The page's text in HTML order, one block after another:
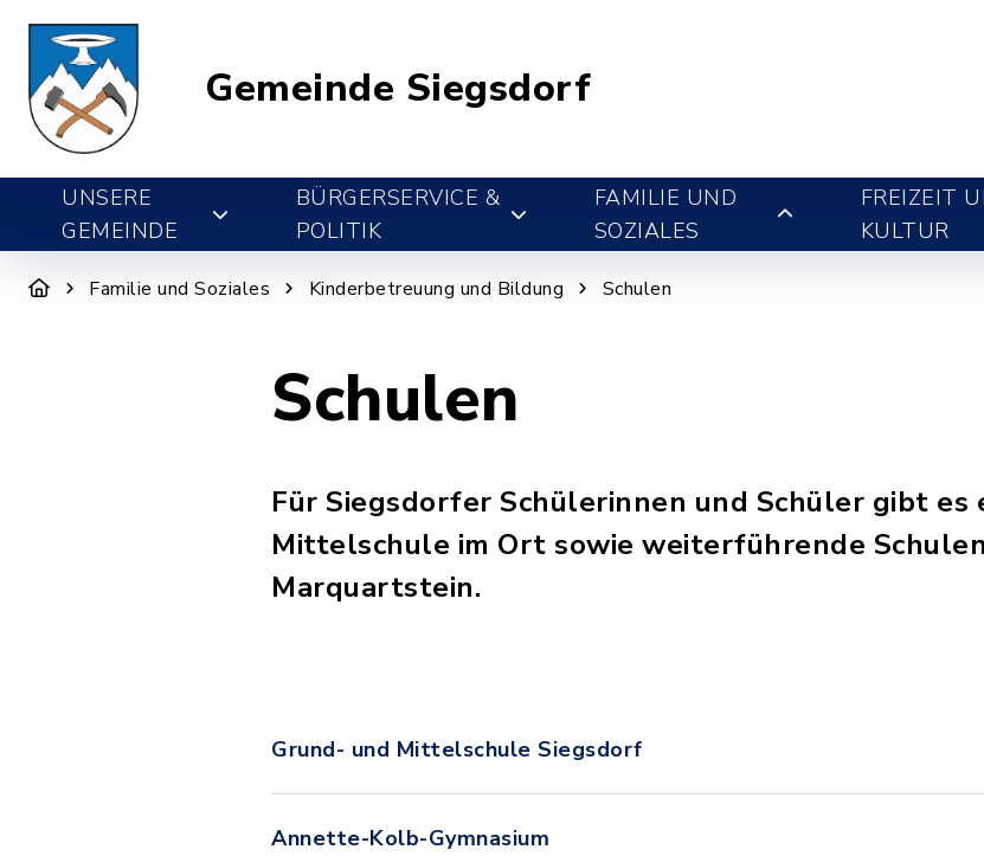
Gemeinde Siegsdorf
UNSERE
GEMEINDE
BÜRGERSERVICE &
POLITIK
FAMILIE UND
SOZIALES
FREIZEIT
KULTUR
Familie und Soziales Kinderbetreuung und Bildung Schulen
Schulen
Für Siegsdorfer Schülerinnen und Schüler gibt es
Mittelschule im Ort sowie weiterführende
Marquartstein.
Grund- und Mittelschule Siegsdorf
Annette-Kolb-Gymnasium